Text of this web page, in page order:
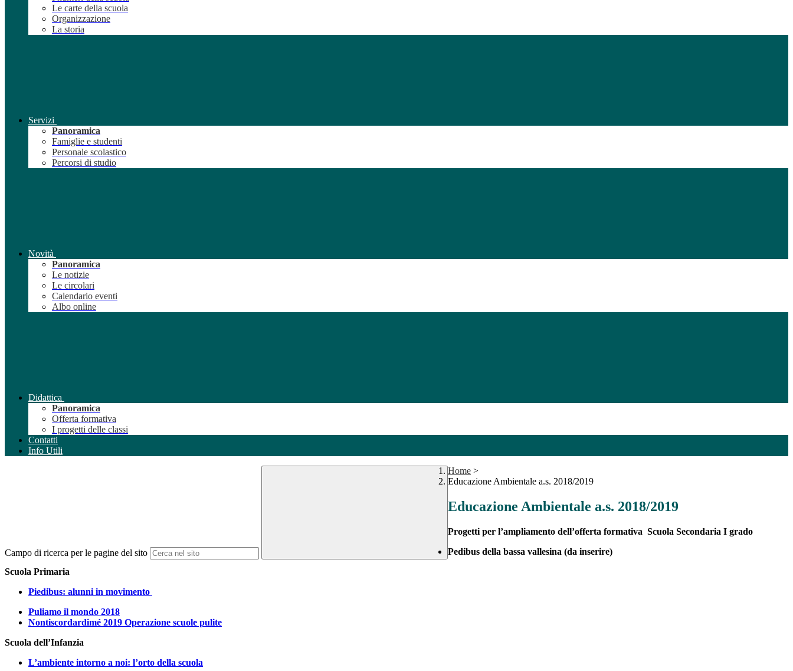
Le carte della scuola
Organizzazione
La storia
Servizi
Panoramica
Famiglie e studenti
Personale scolastico
Percorsi di studio
Novità
Panoramica
Le notizie
Le circolari
Calendario eventi
Albo online
Didattica
Panoramica
Offerta formativa
I progetti delle classi
Contatti
Info Utili
Campo di ricerca per le pagine del sito
Home >
Educazione Ambientale a.s. 2018/2019
Educazione Ambientale a.s. 2018/2019
Progetti per l’ampliamento dell’offerta formativa Scuola Secondaria I grado
Pedibus della bassa vallesina (da inserire)
Scuola Primaria
Piedibus: alunni in movimento
Puliamo il mondo 2018
Nontiscordardimé 2019 Operazione scuole pulite
Scuola dell’Infanzia
L’ambiente intorno a noi: l’orto della scuola